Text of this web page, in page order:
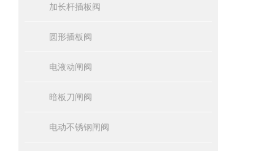
加长杆插板阀
圆形插板阀
电液动闸阀
暗板刀闸阀
电动不锈钢闸阀